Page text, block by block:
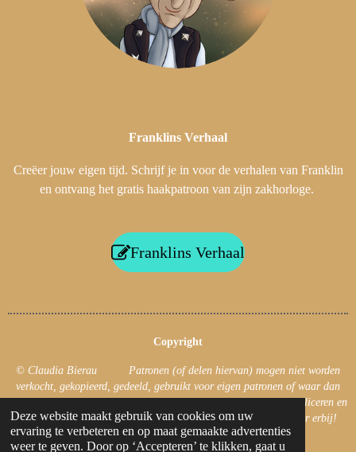
Deze website maakt gebruik van cookies om uw
ervaring te verbeteren en op maat gemaakte advertenties
weer te geven. Door op ‘Accepteren’ te klikken, gaat u
Franklins Verhaal
Creëer jouw eigen tijd. Schrijf je in voor de verhalen van Franklin
en ontvang het gratis haakpatroon van zijn zakhorloge.
Franklins Verhaal
Copyright
© Claudia Bierau Patronen (of delen hiervan) mogen niet worden
verkocht, gekopieerd, gedeeld, gebruikt voor eigen patronen of waar dan
ook gepubliceerd! Uiteraard mag je foto’s van jouw haakwerk publiceren en
jouw haakwerk verkopen. Zet dan wel de naam van de ontwerper erbij!
© 2019 - 2026 CB's Creations